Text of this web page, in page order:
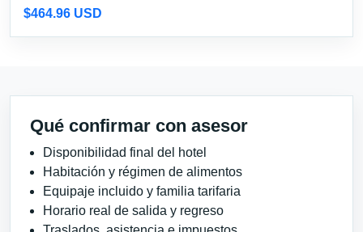
$464.96 USD
Qué confirmar con asesor
Disponibilidad final del hotel
Habitación y régimen de alimentos
Equipaje incluido y familia tarifaria
Horario real de salida y regreso